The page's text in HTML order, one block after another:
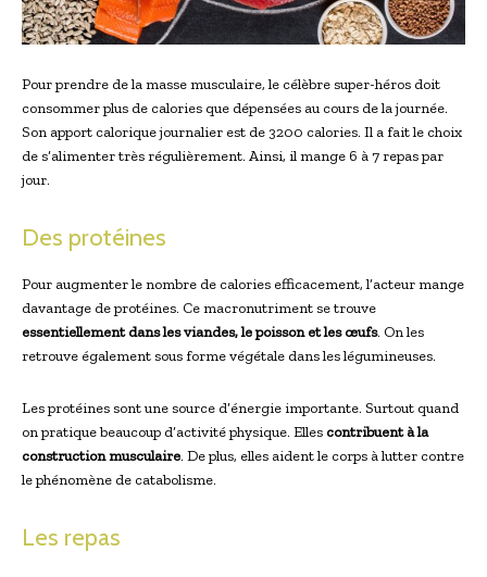
Pour prendre de la masse musculaire, le célèbre super-héros doit
consommer plus de calories que dépensées au cours de la journée.
Son apport calorique journalier est de 3200 calories. Il a fait le choix
de s’alimenter très régulièrement. Ainsi, il mange 6 à 7 repas par
jour.
Des protéines
Pour augmenter le nombre de calories efficacement, l’acteur mange
davantage de protéines. Ce macronutriment se trouve
essentiellement dans les viandes, le poisson et les œufs. On les
retrouve également sous forme végétale dans les légumineuses.
Les protéines sont une source d’énergie importante. Surtout quand
on pratique beaucoup d’activité physique. Elles contribuent à la
construction musculaire. De plus, elles aident le corps à lutter contre
le phénomène de catabolisme.
Les repas